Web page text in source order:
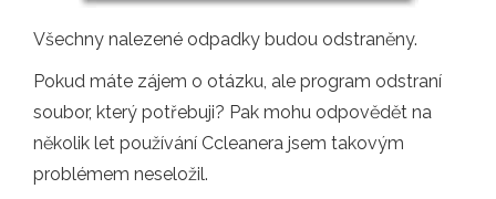
Všechny nalezené odpadky budou odstraněny.
Pokud máte zájem o otázku, ale program odstraní
soubor, který potřebuji? Pak mohu odpovědět na
několik let používání Ccleanera jsem takovým
problémem neseložil.